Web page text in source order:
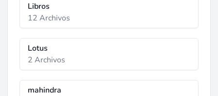
Libros
12 Archivos
Lotus
2 Archivos
mahindra